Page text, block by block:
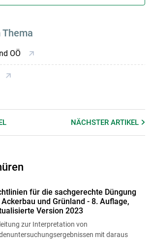
OÖ
NÄCHSTERARTIKEL
für die sachgerechte Düngung
und Grünland - 8. Auflage,
Version 2023
zur Interpretation von
mit daraus